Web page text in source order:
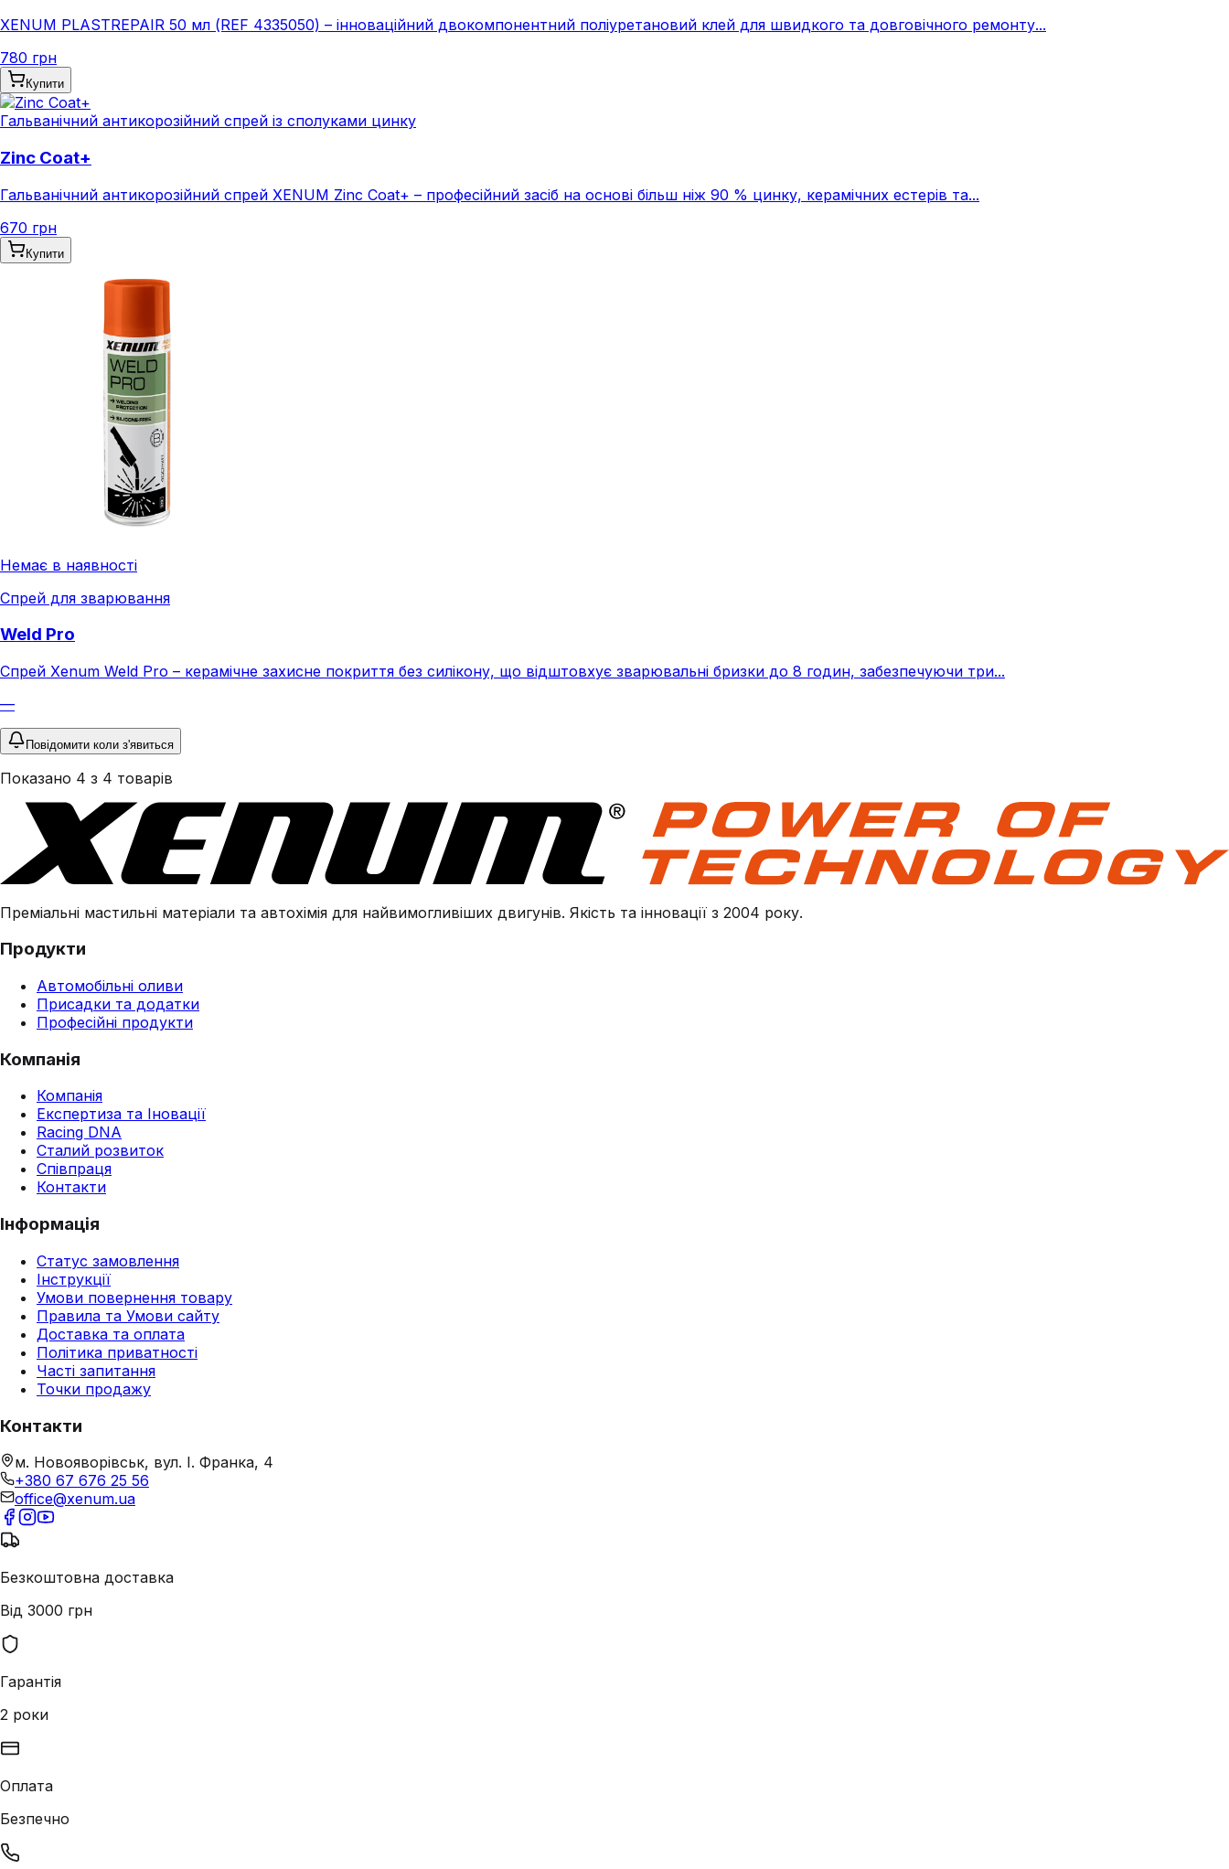
XENUM PLASTREPAIR 50 мл (REF 4335050) – інноваційний двокомпонентний поліуретановий клей для швидкого та довговічного ремонту...
780 грн
Купити
Гальванічний антикорозійний спрей із сполуками цинку
Zinc Coat+
Гальванічний антикорозійний спрей XENUM Zinc Coat+ – професійний засіб на основі більш ніж 90 % цинку, керамічних естерів та...
670 грн
Купити
Немає в наявності
Спрей для зварювання
Weld Pro
Спрей Xenum Weld Pro – керамічне захисне покриття без силікону, що відштовхує зварювальні бризки до 8 годин, забезпечуючи три...
—
Повідомити коли з'явиться
Показано 4 з 4 товарів
Преміальні мастильні матеріали та автохімія для найвимогливіших двигунів. Якість та інновації з 2004 року.
Продукти
Автомобільні оливи
Присадки та додатки
Професійні продукти
Компанія
Компанія
Експертиза та Іновації
Racing DNA
Сталий розвиток
Співпраця
Контакти
Інформація
Статус замовлення
Інструкції
Умови повернення товару
Правила та Умови сайту
Доставка та оплата
Політика приватності
Часті запитання
Точки продажу
Контакти
м. Новояворівськ, вул. І. Франка, 4
+380 67 676 25 56
office@xenum.ua
Безкоштовна доставка
Від 3000 грн
Гарантія
2 роки
Оплата
Безпечно